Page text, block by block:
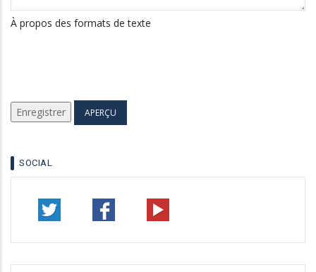
À propos des formats de texte
SOCIAL